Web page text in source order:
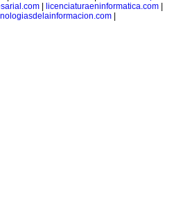
licenciaturaeninformatica.com
|